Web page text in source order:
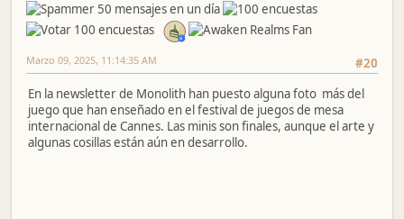
#20
Marzo 09, 2025, 11:14:35 AM
En la newsletter de Monolith han puesto alguna foto más del
juego que han enseñado en el festival de juegos de mesa
internacional de Cannes. Las minis son finales, aunque el arte y
algunas cosillas están aún en desarrollo.